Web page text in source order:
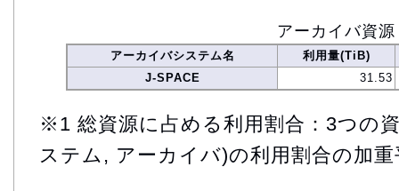
アーカイバ資源
アーカイバシステム名
利用量(TiB)
J-SPACE
31.53
※1 総資源に占める利用割合：3つの
ステム, アーカイバ)の利用割合の加重